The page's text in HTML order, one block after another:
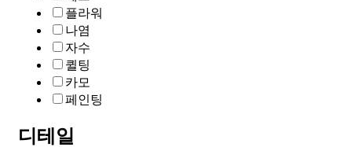
플라워
나염
자수
퀼팅
카모
페인팅
디테일